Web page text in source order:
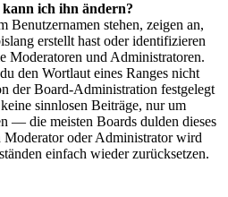
ich ihn ändern?
Benutzernamen stehen, zeigen an,
erstellt hast oder identifizieren
Moderatoren und Administratoren.
den Wortlaut eines Ranges nicht
der Board-Administration festgelegt
sinnlosen Beiträge, nur um
— die meisten Boards dulden dieses
Moderator oder Administrator wird
einfach wieder zurücksetzen.